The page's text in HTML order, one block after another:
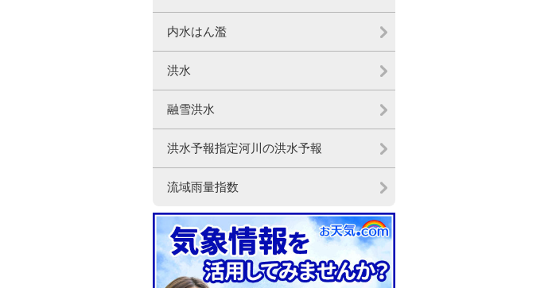
内水はん濫
洪水
融雪洪水
洪水予報指定河川の洪水予報
流域雨量指数